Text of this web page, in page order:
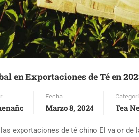
en Exportaciones de Té en
Fecha
Marzo 8, 2024 Tea
exportaciones de té chino El valor de